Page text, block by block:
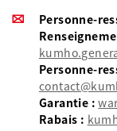
Personne-
Personne-
Garantie :
Rabais :